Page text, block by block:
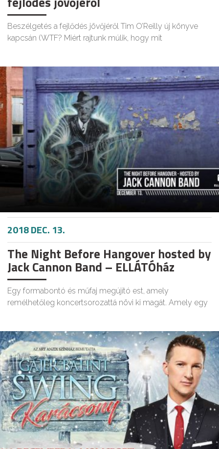
Beszélgetés a fejlődés jövőjéről Tim O’Reilly új könyve
kapcsán (WTF? Miért rajtunk múlik, hogy mit
2018 DEC. 13.
The Night Before Hangover hosted by
Jack Cannon Band – ELLÁTÓház
Egy formabontó és műfaj megújító est, amely
remélhetőleg koncertsorozattá növi ki magát. Amely egy